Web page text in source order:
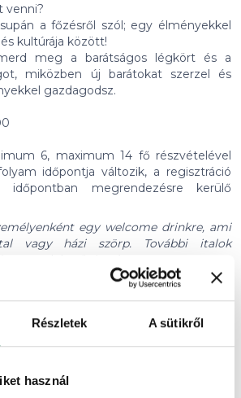
Részletek A sütikről
használ
venni?
a főzésről szól; egy élményekkel
kultúrája között!
meg a barátságos légkört és a
miközben új barátokat szerzel és
gazdagodsz.
6, maximum 14 fő részvételével
időpontja változik, a regisztráció
időpontban megrendezésre kerülő
egy welcome drinkre, ami
vagy házi szörp. További italok